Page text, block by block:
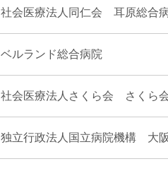
社会医療法人同仁会 耳原総合
ベルランド総合病院
社会医療法人さくら会 さくら
独立行政法人国立病院機構 大